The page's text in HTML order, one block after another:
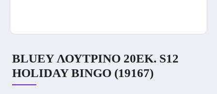
BLUEY ΛΟΥΤΡΙΝΟ 20ΕΚ. S12
HOLIDAY BINGO (19167)